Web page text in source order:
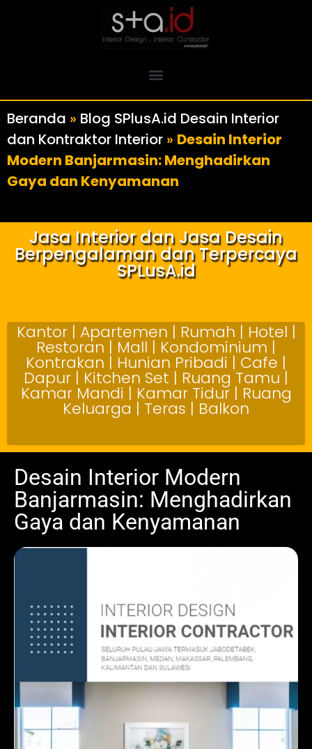
Beranda » Blog SPlusA.id Desain Interior
dan Kontraktor Interior » Desain Interior
Modern Banjarmasin: Menghadirkan
Gaya dan Kenyamanan
Jasa Interior dan Jasa Desain
Berpengalaman dan Terpercaya
SPLusA.id
Kantor | Apartemen | Rumah | Hotel |
Restoran | Mall | Kondominium |
Kontrakan | Hunian Pribadi | Cafe |
Dapur | Kitchen Set | Ruang Tamu |
Kamar Mandi | Kamar Tidur | Ruang
Keluarga | Teras | Balkon
Desain Interior Modern
Banjarmasin: Menghadirkan
Gaya dan Kenyamanan